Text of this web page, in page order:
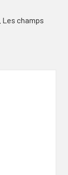
Les champs